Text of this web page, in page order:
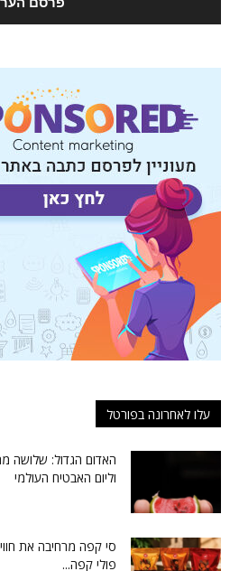
עלו לאחרונה בפורטל
האדום הגדול: שלושה
וליום האבטיח העולמי
סי קפה מרחיבה את
פולי קפה...